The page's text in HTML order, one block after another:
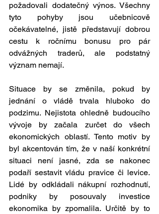
požadovali dodatečný výnos. Všechny
tyto pohyby jsou učebnicově
očekávatelné, jistě představují dobrou
cestu k ročnímu bonusu pro pár
odvážných traderů, ale podstatný
význam nemají.
Situace by se změnila, pokud by
jednání o vládě trvala hluboko do
podzimu. Nejistota ohledně budoucího
vývoje by začala zurčet do všech
ekonomických oblastí. Tento motiv by
byl akcentován tím, že v naší konkrétní
situaci není jasné, zda se nakonec
podaří sestavit vládu pravice či levice.
Lidé by odkládali nákupní rozhodnutí,
podniky by posouvaly investice
ekonomika by zpomalila. Určitě by to